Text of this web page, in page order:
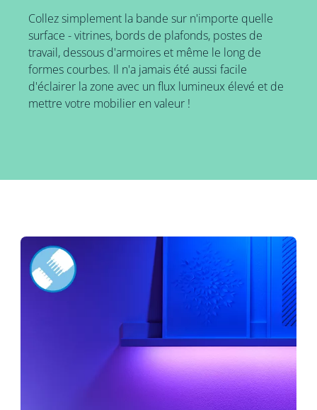
Collez simplement la bande sur n'importe quelle
surface - vitrines, bords de plafonds, postes de
travail, dessous d'armoires et même le long de
formes courbes. Il n'a jamais été aussi facile
d'éclairer la zone avec un flux lumineux élevé et de
mettre votre mobilier en valeur !